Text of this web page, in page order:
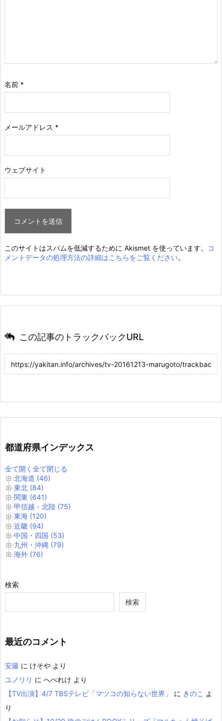
名前 *
メールアドレス *
ウェブサイト
このサイトはスパムを低減するために Akismet を使っています。
コ
メントデータの処理方法の詳細はこちらをご覧ください。
この記事のトラックバックURL
都道府県インデックス
全て開く 全て閉じる
北海道 (46)
東北 (84)
関東 (641)
甲信越・北陸 (75)
東海 (120)
近畿 (94)
中国・四国 (53)
九州・沖縄 (79)
海外 (76)
検索
検索
最近のコメント
安藤 に けそや より
ユノリリ に へべれけ より
【TV出演】4/7 TBSテレビ「マツコの知らない世界」
に きのこ よ
り